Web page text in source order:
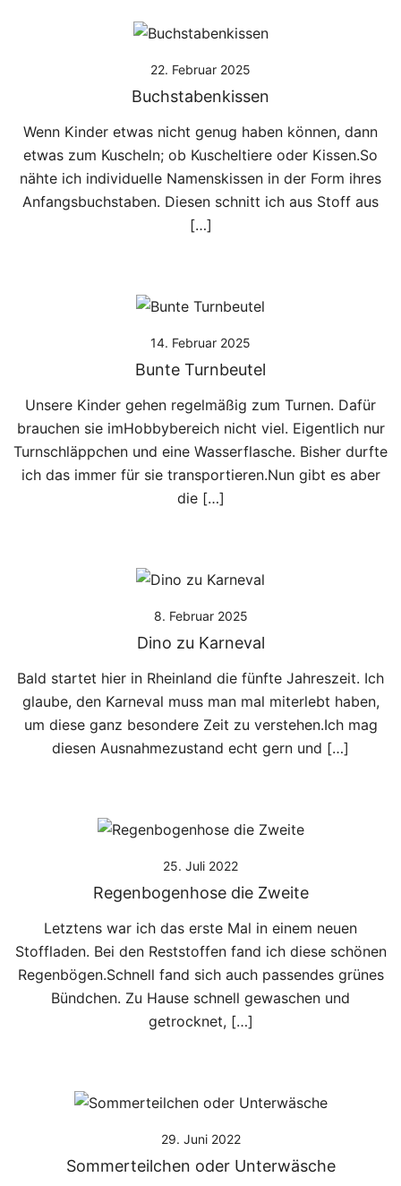
22. Februar 2025
Buchstabenkissen
Wenn Kinder etwas nicht genug haben können, dann
etwas zum Kuscheln; ob Kuscheltiere oder Kissen.So
nähte ich individuelle Namenskissen in der Form ihres
Anfangsbuchstaben. Diesen schnitt ich aus Stoff aus
[…]
14. Februar 2025
Bunte Turnbeutel
Unsere Kinder gehen regelmäßig zum Turnen. Dafür
brauchen sie imHobbybereich nicht viel. Eigentlich nur
Turnschläppchen und eine Wasserflasche. Bisher durfte
ich das immer für sie transportieren.Nun gibt es aber
die […]
8. Februar 2025
Dino zu Karneval
Bald startet hier in Rheinland die fünfte Jahreszeit. Ich
glaube, den Karneval muss man mal miterlebt haben,
um diese ganz besondere Zeit zu verstehen.Ich mag
diesen Ausnahmezustand echt gern und […]
25. Juli 2022
Regenbogenhose die Zweite
Letztens war ich das erste Mal in einem neuen
Stoffladen. Bei den Reststoffen fand ich diese schönen
Regenbögen.Schnell fand sich auch passendes grünes
Bündchen. Zu Hause schnell gewaschen und
getrocknet, […]
29. Juni 2022
Sommerteilchen oder Unterwäsche